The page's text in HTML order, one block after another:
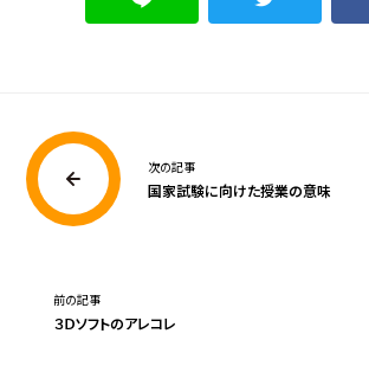
次の記事
国家試験に向けた授業の意味
前の記事
３Ｄソフトのアレコレ